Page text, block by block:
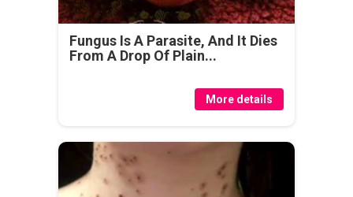
Fungus Is A Parasite, And It Dies
From A Drop Of Plain...
More details